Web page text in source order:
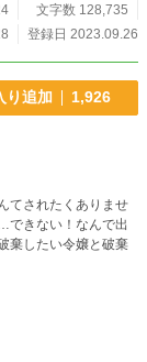
文字数 128,735
登録日 2023.09.26
り追加 1,926
てされたくありませ
きない！なんで出
棄したい令嬢と破棄